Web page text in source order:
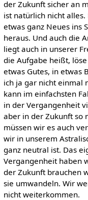
der Zukunft sicher an
ist natürlich nicht
etwas ganz Neues ins
heraus. Und auch die
liegt auch in unserer
die Aufgabe heißt,
etwas Gutes, in etwas
ich ja gar nicht einmal
kann im einfachsten
in der Vergangenheit
aber in der Zukunft so
müssen wir es auch
wir in unserem
ganz neutral ist. Das
Vergangenheit haben
der Zukunft brauchen
sie umwandeln. Wir
nicht weiterkommen.